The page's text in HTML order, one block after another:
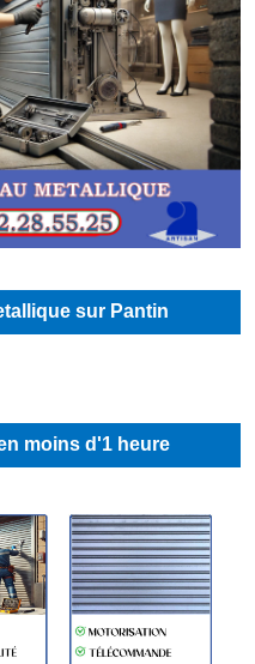
sur Pantin
moins d'1 heure